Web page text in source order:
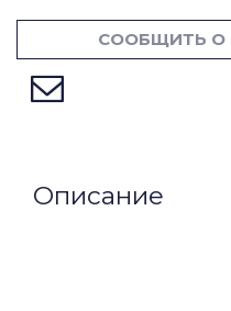
СООБЩИТЬ О
Описание